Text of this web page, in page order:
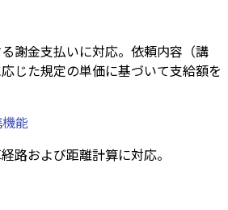
謝金支払いに対応。依頼内容（講
じた規定の単価に基づいて支給額を
能
路および距離計算に対応。